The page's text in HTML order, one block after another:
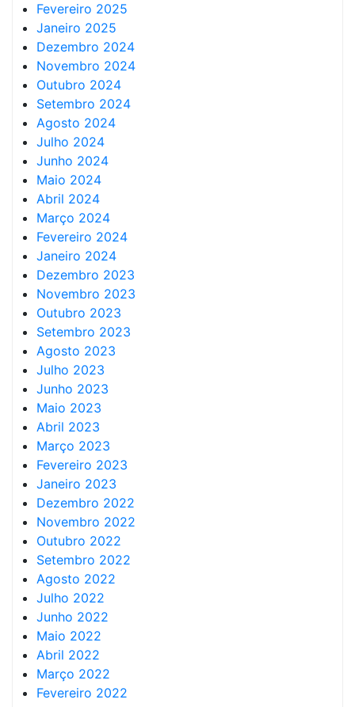
Fevereiro 2025
Janeiro 2025
Dezembro 2024
Novembro 2024
Outubro 2024
Setembro 2024
Agosto 2024
Julho 2024
Junho 2024
Maio 2024
Abril 2024
Março 2024
Fevereiro 2024
Janeiro 2024
Dezembro 2023
Novembro 2023
Outubro 2023
Setembro 2023
Agosto 2023
Julho 2023
Junho 2023
Maio 2023
Abril 2023
Março 2023
Fevereiro 2023
Janeiro 2023
Dezembro 2022
Novembro 2022
Outubro 2022
Setembro 2022
Agosto 2022
Julho 2022
Junho 2022
Maio 2022
Abril 2022
Março 2022
Fevereiro 2022